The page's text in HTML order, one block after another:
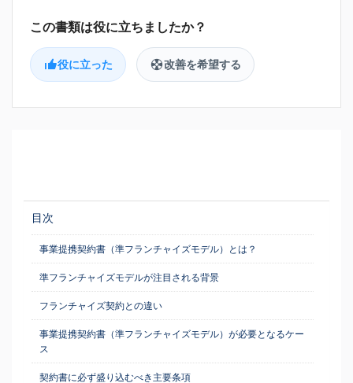
役に立った 改善を希望する
目次
事業提携契約書（準フランチャイズモデル）とは？
準フランチャイズモデルが注目される背景
フランチャイズ契約との違い
事業提携契約書（準フランチャイズモデル）が必要となるケー
ス
契約書に必ず盛り込むべき主要条項